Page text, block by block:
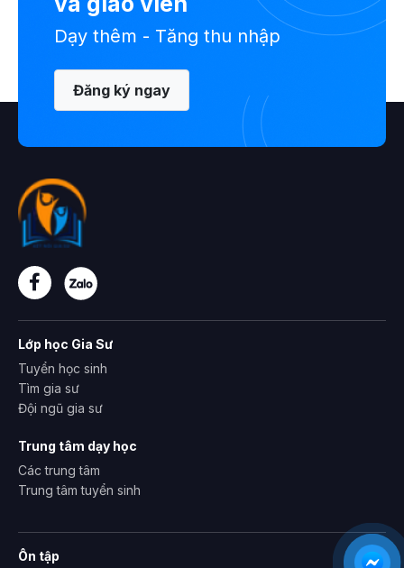
Dạy thêm - Tăng thu nhập
Đăng ký ngay
Lớp học Gia Sư
Tuyển học sinh
Tìm gia sư
Đội ngũ gia sư
Trung tâm dạy học
Các trung tâm
Trung tâm tuyển sinh
Ôn tập